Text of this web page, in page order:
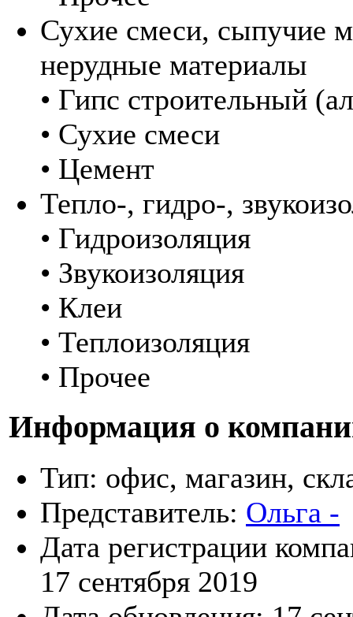
Сухие смеси, сыпучие
нерудные материалы
• Гипс строительный
• Сухие смеси
• Цемент
Тепло-, гидро-,
• Гидроизоляция
• Звукоизоляция
• Клеи
• Теплоизоляция
• Прочее
Информация о
Тип: офис, магазин,
Представитель: Ольга -
Дата регистрации
17 сентября 2019